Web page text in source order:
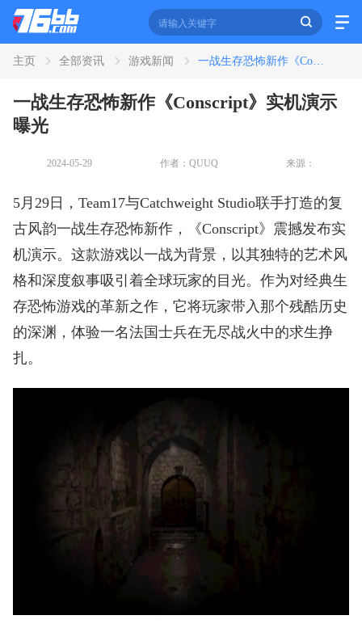
资讯
全部 新闻 攻略 教程 专区
全部 影音 阅读
主页 全部资讯 游戏新闻
一战生存恐怖新作《Conscript》实机演示
曝光
2024-05-29 作者：QUUQ 来源：
5月29日，Team17与Catchweight Studio联手打造的复
古风韵一战生存恐怖新作，《Conscript》震撼发布实
机演示。这款游戏以一战为背景，以其独特的艺术风
格和深度叙事吸引着全球玩家的目光。作为对经典生
存恐怖游戏的革新之作，它将玩家带入那个残酷历史
的深渊，体验一名法国士兵在无尽战火中的求生挣
扎。